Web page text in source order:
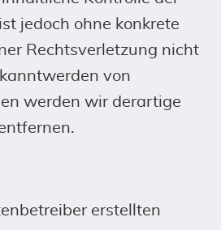
jedoch ohne konkrete
Rechtsverletzung nicht
von
werden wir derartige
erstellten